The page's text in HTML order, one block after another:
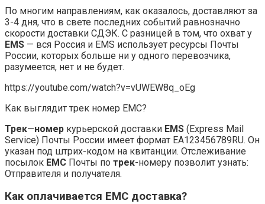
По многим направлениям, как оказалось, доставляют за
3-4 дня, что в свете последних событий равнозначно
скорости доставки СДЭК. С разницей в том, что охват у
EMS — вся Россия и EMS использует ресурсы Почты
России, которых больше ни у одного перевозчика,
разумеется, нет и не будет.
https://youtube.com/watch?v=vUWEW8q_oEg
Как выглядит трек номер ЕМС?
Трек—номер курьерской доставки EMS (Express Mail
Service) Почты России имеет формат EA123456789RU. Он
указан под штрих-кодом на квитанции. Отслеживание
посылок ЕМС Почты по трек-номеру позволит узнать:
Отправителя и получателя.
Как оплачивается ЕМС доставка?